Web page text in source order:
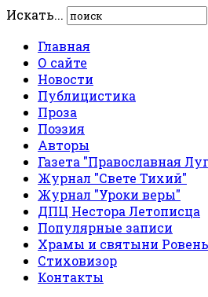
Искать...
Главная
О сайте
Новости
Публицистика
Проза
Поэзия
Авторы
Газета "Православная
Журнал "Свете Тихий"
Журнал "Уроки веры"
ДПЦ Нестора Летописца
Популярные записи
Храмы и святыни
Стиховизор
Контакты